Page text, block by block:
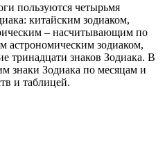
пользуются четырьмя
китайским зодиаком,
– насчитывающим по
астрономическим зодиаком,
тринадцати знаков Зодиака. В
знаки Зодиака по месяцам и
и таблицей.